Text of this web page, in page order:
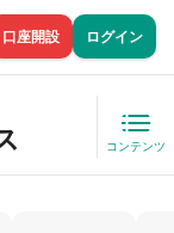
口座開設 ログイン
コンテンツ